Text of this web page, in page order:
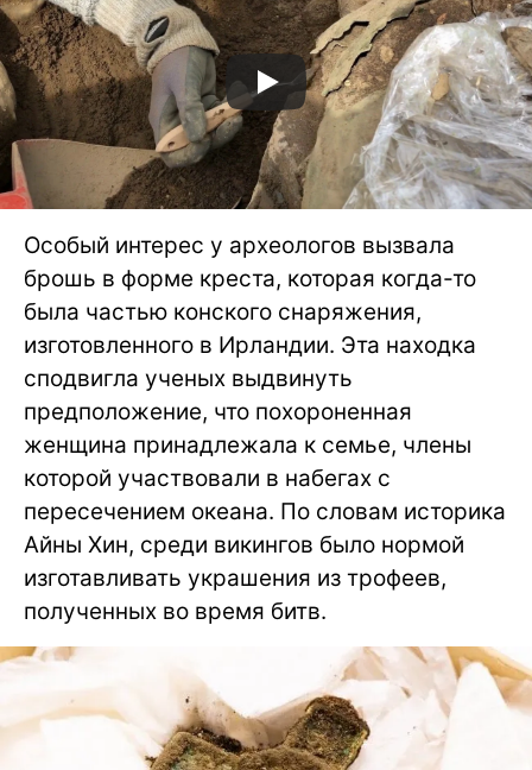
Особый интерес у археологов вызвала
брошь в форме креста, которая когда-то
была частью конского снаряжения,
изготовленного в Ирландии. Эта находка
сподвигла ученых выдвинуть
предположение, что похороненная
женщина принадлежала к семье, члены
которой участвовали в набегах с
пересечением океана. По словам историка
Айны Хин, среди викингов было нормой
изготавливать украшения из трофеев,
полученных во время битв.